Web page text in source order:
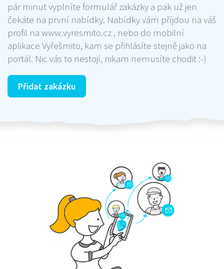
pár minut vyplníte formulář zakázky a pak už jen
čekáte na první nabídky. Nabídky vám příjdou na váš
profil na www.vyresmito.cz , nebo do mobilní
aplikace Vyřešmito, kam se přihlásíte stejně jako na
portál. Nic vás to nestojí, nikam nemusíte chodit :-)
Přidat zakázku